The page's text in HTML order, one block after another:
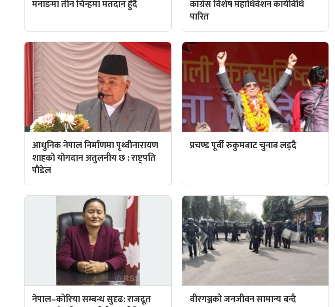
मनाङमा तीन चिन्हमा मतदान हुँदै
कांग्रेस विशेष महाधिवेशन कार्यविधि
पारित
आधुनिक नेपाल निर्माणमा पृथ्वीनारायण
शाहकाे याेगदान अतुलनीय छ : राष्ट्रपति
पाैडेल
प्रचण्ड पूर्वी रुकुमबाट चुनाब लड्दै
नेपाल–कोरिया सम्बन्ध सुदृढ: राजदूत
वीरगञ्जको जनजीवन सामान्य बन्दै